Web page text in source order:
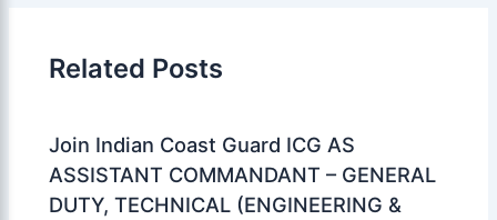
Related Posts
Join Indian Coast Guard ICG AS
ASSISTANT COMMANDANT – GENERAL
DUTY, TECHNICAL (ENGINEERING &